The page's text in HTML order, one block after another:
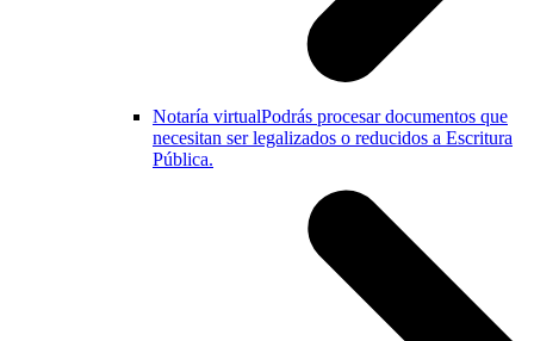
Notaría virtualPodrás procesar documentos que
necesitan ser legalizados o reducidos a Escritura
Pública.